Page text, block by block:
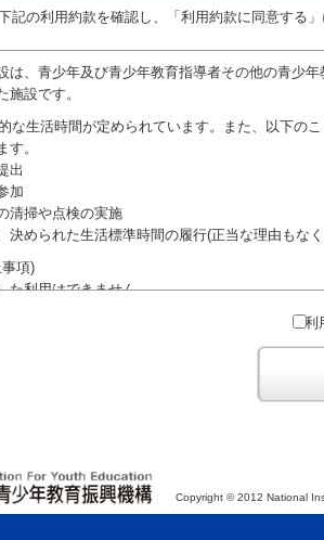
記の利用約款を確認し、「利用約款に同意する
は、青少年及び青少年教育指導者その他の青少
施設です。
な生活時間が定められています。また、以下の
す。
出
加
清掃や点検の実施
決められた生活標準時間の履行(正当な理由も
項)
た利用はできません。
、またはこれに反対するための政治教育その他の
、またはこれに反対するための宗教教育その他
ったり、自らの団体の活動をアピールする活動等)
利
Copyright © 2012 National